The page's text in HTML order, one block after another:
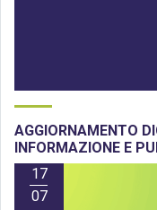
AGGIORNAMENTO
INFORMAZIONE E
17
07